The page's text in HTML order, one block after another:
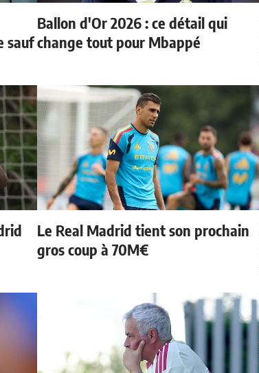
sauf
Ballon d'Or 2026 : ce détail qui
change tout pour Mbappé
Le Real Madrid tient son prochain
gros coup à 70M€